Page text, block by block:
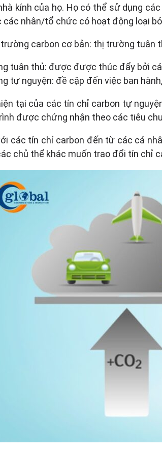
kính của họ. Họ có thể sử dụng
nhân/tổ chức có hoạt động loại
trường carbon cơ bản: thị trường tuân
tuân thủ: được được thúc đẩy bởi
tự nguyện: đề cập đến việc ban
tại của các tín chỉ carbon tự
được chứng nhận theo các tiêu
các tín chỉ carbon đến từ các cá
chủ thể khác muốn trao đổi tín chỉ